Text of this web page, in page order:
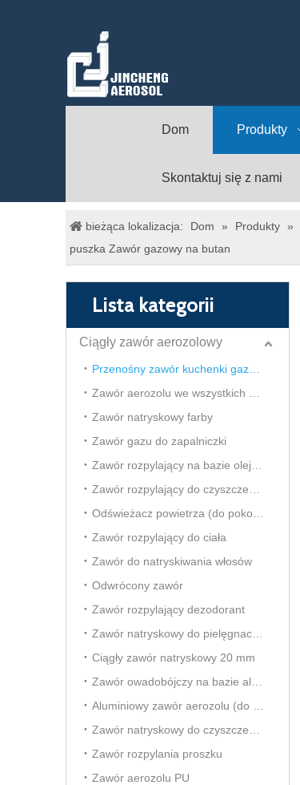
Dom Produkty
Skontaktuj się z nami
bieżąca lokalizacja: Dom » Produkty »
puszka Zawór gazowy na butan
Lista kategorii
Ciągły zawór aerozolowy
Zawór natryskowy farby
Zawór gazu do zapalniczki
Zawór rozpylający do ciała
Zawór do natryskiwania włosów
Odwrócony zawór
Zawór rozpylający dezodorant
Ciągły zawór natryskowy 20 mm
Zawór rozpylania proszku
Zawór aerozolu PU